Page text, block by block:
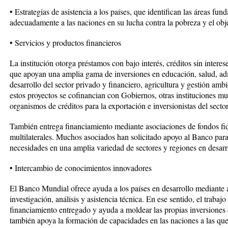
• Estrategias de asistencia a los países, que identifican las áreas
adecuadamente a las naciones en su lucha contra la pobreza y el
• Servicios y productos financieros
La institución otorga préstamos con bajo interés, créditos sin
que apoyan una amplia gama de inversiones en educación, salud,
desarrollo del sector privado y financiero, agricultura y gestión
estos proyectos se cofinancian con Gobiernos, otras instituciones
organismos de créditos para la exportación e inversionistas del
También entrega financiamiento mediante asociaciones de fondos
multilaterales. Muchos asociados han solicitado apoyo al Banco
necesidades en una amplia variedad de sectores y regiones en
• Intercambio de conocimientos innovadores
El Banco Mundial ofrece ayuda a los países en desarrollo mediante
investigación, análisis y asistencia técnica. En ese sentido, el
financiamiento entregado y ayuda a moldear las propias
también apoya la formación de capacidades en las naciones a las